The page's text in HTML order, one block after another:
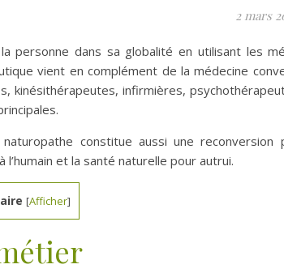
2 mars
personne dans sa globalité en utilisant les
vient en complément de la médecine
kinésithérapeutes, infirmières,
naturopathe constitue aussi une
l’humain et la santé naturelle pour autrui.
[Afficher]